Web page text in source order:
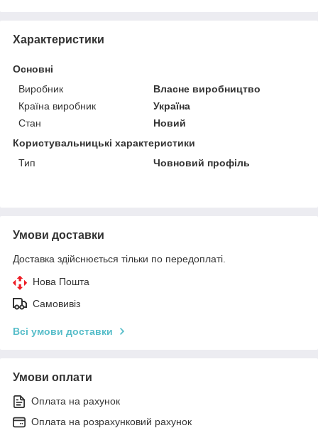
Характеристики
Основні
Виробник
Власне виробництво
Країна виробник
Україна
Стан
Новий
Користувальницькі характеристики
Тип
Човновий профіль
Умови доставки
Доставка здійснюється тільки по передоплаті.
Нова Пошта
Самовивіз
Всі умови доставки
Умови оплати
Оплата на рахунок
Оплата на розрахунковий рахунок